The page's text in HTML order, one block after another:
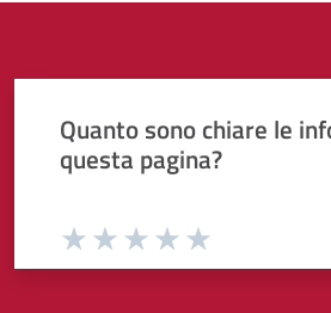
Quanto sono chiare le
questa pagina?
Valuta da 1 a 5 stelle la paginaValuta 4 stelle su 5
Valuta 3 stelle su 5
Valuta 2 stelle su 5
Valuta 1 stelle su 5